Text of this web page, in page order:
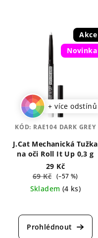
Akce
Novinka
+ více odstínů
J.Cat Mechanická Tužka
na oči Roll It Up 0,3 g
29 Kč
69 Kč (–57 %)
Skladem (4 ks)
hodnocení
produktu
KÓD: RAE104 DARK GREY